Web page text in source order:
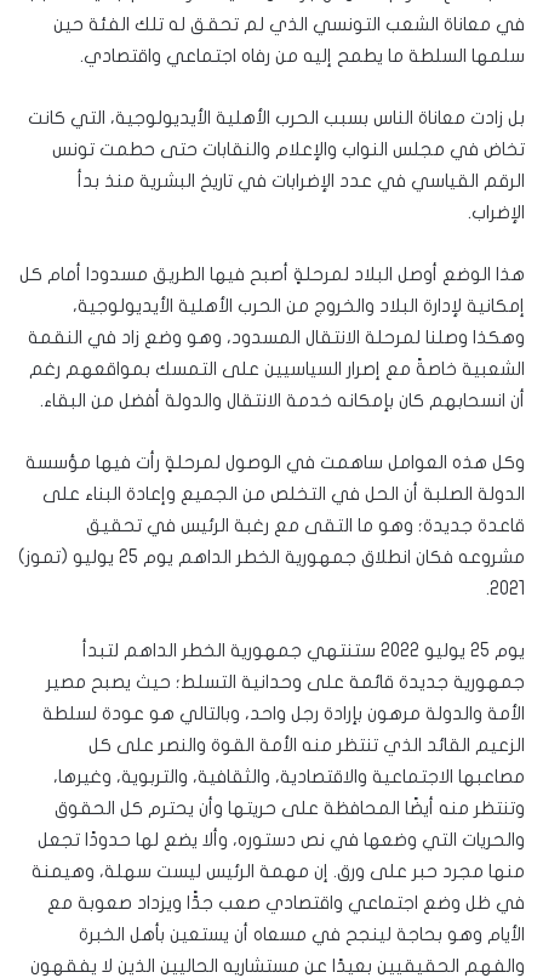
في معاناة الشعب التونسي الذي لم تحقق له تلك الفئة حين
سلمها السلطة ما يطمح إليه من رفاه اجتماعي واقتصادي.
بل زادت معاناة الناس بسبب الحرب الأهلية الأيديولوجية، التي كانت
تخاض في مجلس النواب والإعلام والنقابات حتى حطمت تونس
الرقم القياسي في عدد الإضرابات في تاريخ البشرية منذ بدأ
الإضراب.
هذا الوضع أوصل البلاد لمرحلةٍ أصبح فيها الطريق مسدودا أمام كل
إمكانية لإدارة البلاد والخروج من الحرب الأهلية الأيديولوجية،
وهكذا وصلنا لمرحلة الانتقال المسدود، وهو وضع زاد في النقمة
الشعبية خاصةً مع إصرار السياسيين على التمسك بمواقعهم رغم
أن انسحابهم كان بإمكانه خدمة الانتقال والدولة أفضل من البقاء.
وكل هذه العوامل ساهمت في الوصول لمرحلةٍ رأت فيها مؤسسة
الدولة الصلبة أن الحل في التخلص من الجميع وإعادة البناء على
قاعدة جديدة؛ وهو ما التقى مع رغبة الرئيس في تحقيق
مشروعه فكان انطلاق جمهورية الخطر الداهم يوم 25 يوليو (تموز)
2021.
يوم 25 يوليو 2022 ستنتهي جمهورية الخطر الداهم لتبدأ
جمهورية جديدة قائمة على وحدانية التسلط؛ حيث يصبح مصير
الأمة والدولة مرهون بإرادة رجل واحد، وبالتالي هو عودة لسلطة
الزعيم القائد الذي تنتظر منه الأمة القوة والنصر على كل
مصاعبها الاجتماعية والاقتصادية، والثقافية، والتربوية، وغيرها،
وتنتظر منه أيضًا المحافظة على حريتها وأن يحترم كل الحقوق
والحريات التي وضعها في نص دستوره، وألا يضع لها حدودًا تجعل
منها مجرد حبر على ورق. إن مهمة الرئيس ليست سهلة، وهيمنة
في ظل وضع اجتماعي واقتصادي صعب جدًّا ويزداد صعوبة مع
الأيام وهو بحاجة لينجح في مسعاه أن يستعين بأهل الخبرة
والفهم الحقيقيين بعيدًا عن مستشاريه الحاليين الذين لا يفقهون